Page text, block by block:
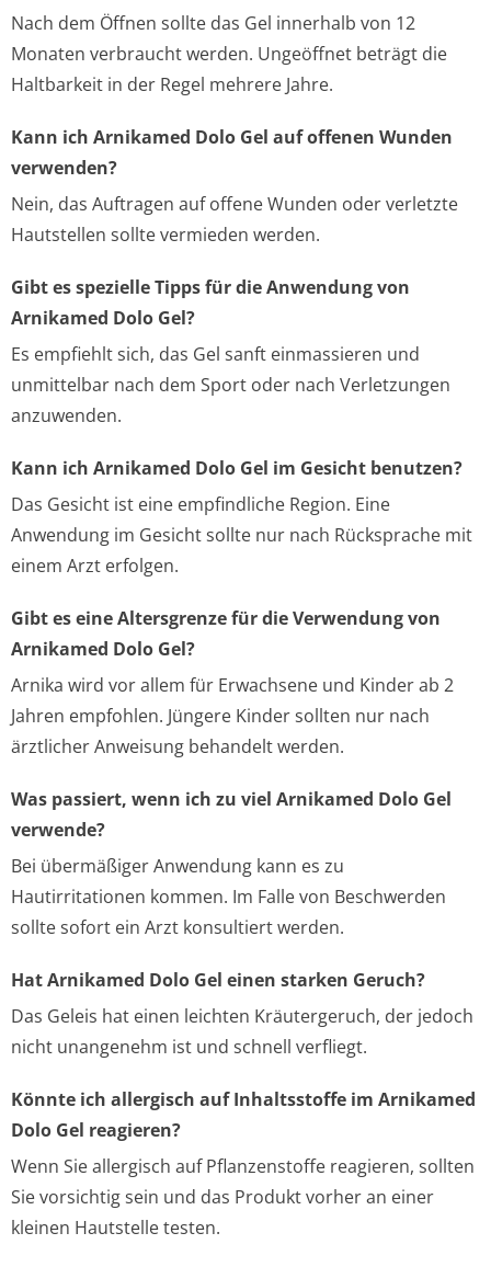
Nach dem Öffnen sollte das Gel innerhalb von 12
Monaten verbraucht werden. Ungeöffnet beträgt die
Haltbarkeit in der Regel mehrere Jahre.
Kann ich Arnikamed Dolo Gel auf offenen Wunden
verwenden?
Nein, das Auftragen auf offene Wunden oder verletzte
Hautstellen sollte vermieden werden.
Gibt es spezielle Tipps für die Anwendung von
Arnikamed Dolo Gel?
Es empfiehlt sich, das Gel sanft einmassieren und
unmittelbar nach dem Sport oder nach Verletzungen
anzuwenden.
Kann ich Arnikamed Dolo Gel im Gesicht benutzen?
Das Gesicht ist eine empfindliche Region. Eine
Anwendung im Gesicht sollte nur nach Rücksprache mit
einem Arzt erfolgen.
Gibt es eine Altersgrenze für die Verwendung von
Arnikamed Dolo Gel?
Arnika wird vor allem für Erwachsene und Kinder ab 2
Jahren empfohlen. Jüngere Kinder sollten nur nach
ärztlicher Anweisung behandelt werden.
Was passiert, wenn ich zu viel Arnikamed Dolo Gel
verwende?
Bei übermäßiger Anwendung kann es zu
Hautirritationen kommen. Im Falle von Beschwerden
sollte sofort ein Arzt konsultiert werden.
Hat Arnikamed Dolo Gel einen starken Geruch?
Das Geleis hat einen leichten Kräutergeruch, der jedoch
nicht unangenehm ist und schnell verfliegt.
Könnte ich allergisch auf Inhaltsstoffe im Arnikamed
Dolo Gel reagieren?
Wenn Sie allergisch auf Pflanzenstoffe reagieren, sollten
Sie vorsichtig sein und das Produkt vorher an einer
kleinen Hautstelle testen.